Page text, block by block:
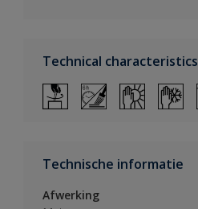
Technical characteristics
Technische informatie
Afwerking